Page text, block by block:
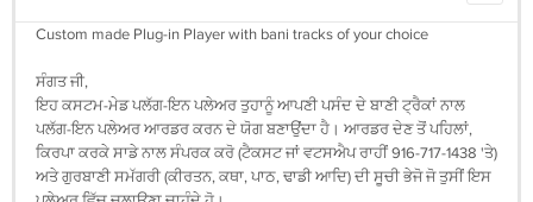
Custom made Plug-in Player with bani tracks of your choice
ਸੰਗਤ ਜੀ,
ਇਹ ਕਸਟਮ-ਮੇਡ ਪਲੱਗ-ਇਨ ਪਲੇਅਰ ਤੁਹਾਨੂੰ ਆਪਣੀ ਪਸੰਦ ਦੇ ਬਾਣੀ ਟ੍ਰੈਕਾਂ ਨਾਲ
ਪਲੱਗ-ਇਨ ਪਲੇਅਰ ਆਰਡਰ ਕਰਨ ਦੇ ਯੋਗ ਬਣਾਉਂਦਾ ਹੈ। ਆਰਡਰ ਦੇਣ ਤੋਂ ਪਹਿਲਾਂ,
ਕਿਰਪਾ ਕਰਕੇ ਸਾਡੇ ਨਾਲ ਸੰਪਰਕ ਕਰੋ (ਟੈਕਸਟ ਜਾਂ ਵਟਸਐਪ ਰਾਹੀਂ 916-717-1438 'ਤੇ)
ਅਤੇ ਗੁਰਬਾਣੀ ਸਮੱਗਰੀ (ਕੀਰਤਨ, ਕਥਾ, ਪਾਠ, ਢਾਡੀ ਆਦਿ) ਦੀ ਸੂਚੀ ਭੇਜੋ ਜੋ ਤੁਸੀਂ ਇਸ